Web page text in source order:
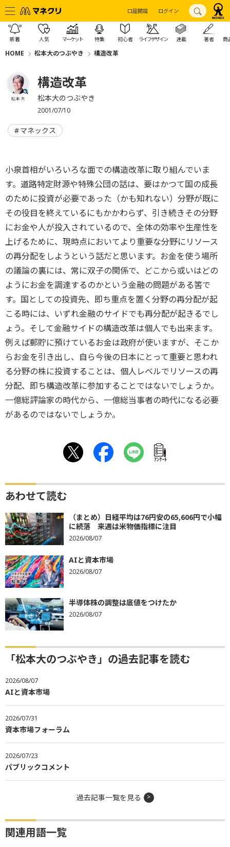
口座開設 ログイン
新着 人気 マーケット 特集 初心者 ライフデザイン 連載 著者 商
HOME 松本大のつぶやき 構造改革
松本 大
構造改革
松本大のつぶやき
2001/07/10
マネックス
小泉首相がいろいろな面での構造改革に取り組んでいま
す。道路特定財源や特殊公団の話は、要はかつて国の成長
のために投資が必要であった（かも知れない）分野が既に
その役目を終えているにもかかわらず、引き続きその分野
にお金や人が投入されているので、全体の効率や生産性を
上げるために、現時点においてより重要な分野にリソース
の再分配をしようという話だと思います。お金を使う場所
の議論の裏には、常に双子の関係で、どこから或いはどの
ようにお金を調達するのかという金融の問題がある筈で
す。国としての投資先、即ち重点を置く分野の再分配が起
こる時には、いずれ金融のサイドでも再分配が起きるでし
ょう。そして金融サイドの構造改革は個人でも出来ます。
例えば郵貯に預けているお金は政府が使いますが、そこか
らお金を引き出し、自ら今後の日本にとって重要と思われ
る分野の株に投資することは、個人レベルでリソースの再
分配、即ち構造改革に参加することではないでしょうか。
一億総評論家の時代から、一億総当事者の時代になる必要
があるのではないでしょうか。
ｱﾝｹｰﾄ
あわせて読む
（まとめ）日経平均は76円安の65,606円で小幅
に続落 来週は米物価指標に注目
2026/08/07
AIと資本市場
2026/08/07
半導体株の調整は底値をつけたか
2026/08/07
「松本大のつぶやき」の過去記事を読む
2026/08/07
AIと資本市場
2026/07/31
資本市場フォーラム
2026/07/23
パブリックコメント
過去記事一覧を見る
関連用語一覧